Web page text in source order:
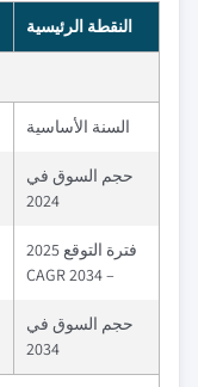
النقطة الرئيسية
السنة الأساسية
حجم السوق في
2024
فترة التوقع 2025
– 2034 CAGR
حجم السوق في
2034